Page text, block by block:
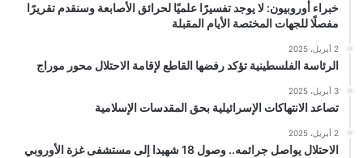
خبراء أوروبيون: لا يوجد تفسيرًا علميًا لحرائق الأصابعة وسنقدم تقريرًا
مفصلًا للجهات المختصة الأيام المقبلة
2 أبريل، 2025
الرئاسة الفلسطينية تؤكد رفضها القاطع لإقامة الاحتلال محور موراج
3 أبريل، 2025
تصاعد الانتهاكات الإسرائيلية بحق المقدسات الإسلامية
2 أبريل، 2025
الاحتلال يواصل جرائمه.. وصول 18 شهيدا إلى مستشفى غزة الأوروبي